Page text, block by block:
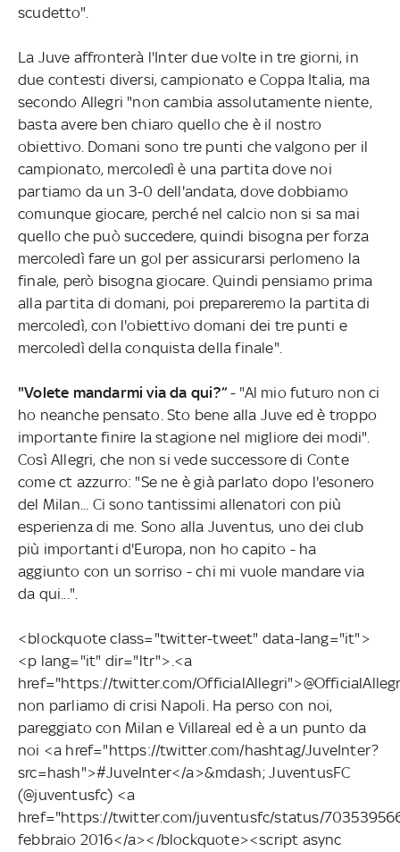
scudetto".
La Juve affronterà l'Inter due volte in tre giorni, in
due contesti diversi, campionato e Coppa Italia, ma
secondo Allegri "non cambia assolutamente niente,
basta avere ben chiaro quello che è il nostro
obiettivo. Domani sono tre punti che valgono per il
campionato, mercoledì è una partita dove noi
partiamo da un 3-0 dell'andata, dove dobbiamo
comunque giocare, perché nel calcio non si sa mai
quello che può succedere, quindi bisogna per forza
mercoledì fare un gol per assicurarsi perlomeno la
finale, però bisogna giocare. Quindi pensiamo prima
alla partita di domani, poi prepareremo la partita di
mercoledì, con l'obiettivo domani dei tre punti e
mercoledì della conquista della finale".
"Volete mandarmi via da qui?”- "Al mio futuro non ci
ho neanche pensato. Sto bene alla Juve ed è troppo
importante finire la stagione nel migliore dei modi".
Così Allegri, che non si vede successore di Conte
come ct azzurro: "Se ne è già parlato dopo l'esonero
del Milan... Ci sono tantissimi allenatori con più
esperienza di me. Sono alla Juventus, uno dei club
più importanti d'Europa, non ho capito - ha
aggiunto con un sorriso - chi mi vuole mandare via
da qui...".
<blockquote class="twitter-tweet" data-lang="it">
<p lang="it" dir="ltr">.<a
href="https://twitter.com/
non parliamo di crisi Napoli. Ha perso con noi,
pareggiato con Milan e Villareal ed è a un punto da
noi <a href="https://twitter.com/hashtag/JuveInter?
src=hash">#JuveInter</a>&mdash; JuventusFC
(@juventusfc) <a
href="https://twitter.com/juventusfc/status/
febbraio 2016</a></blockquote><script async